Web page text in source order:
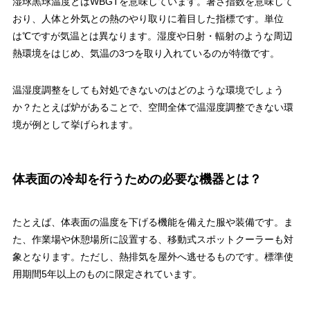
おり、人体と外気との熱のやり取りに着目した指標です。単位
は℃ですが気温とは異なります。湿度や日射・輻射のような周辺
熱環境をはじめ、気温の3つを取り入れているのが特徴です。
温湿度調整をしても対処できないのはどのような環境でしょう
か？たとえば炉があることで、空間全体で温湿度調整できない環
境が例として挙げられます。
体表面の冷却を行うための必要な機器とは？
たとえば、体表面の温度を下げる機能を備えた服や装備です。ま
た、作業場や休憩場所に設置する、移動式スポットクーラーも対
象となります。ただし、熱排気を屋外へ逃せるものです。標準使
用期間5年以上のものに限定されています。